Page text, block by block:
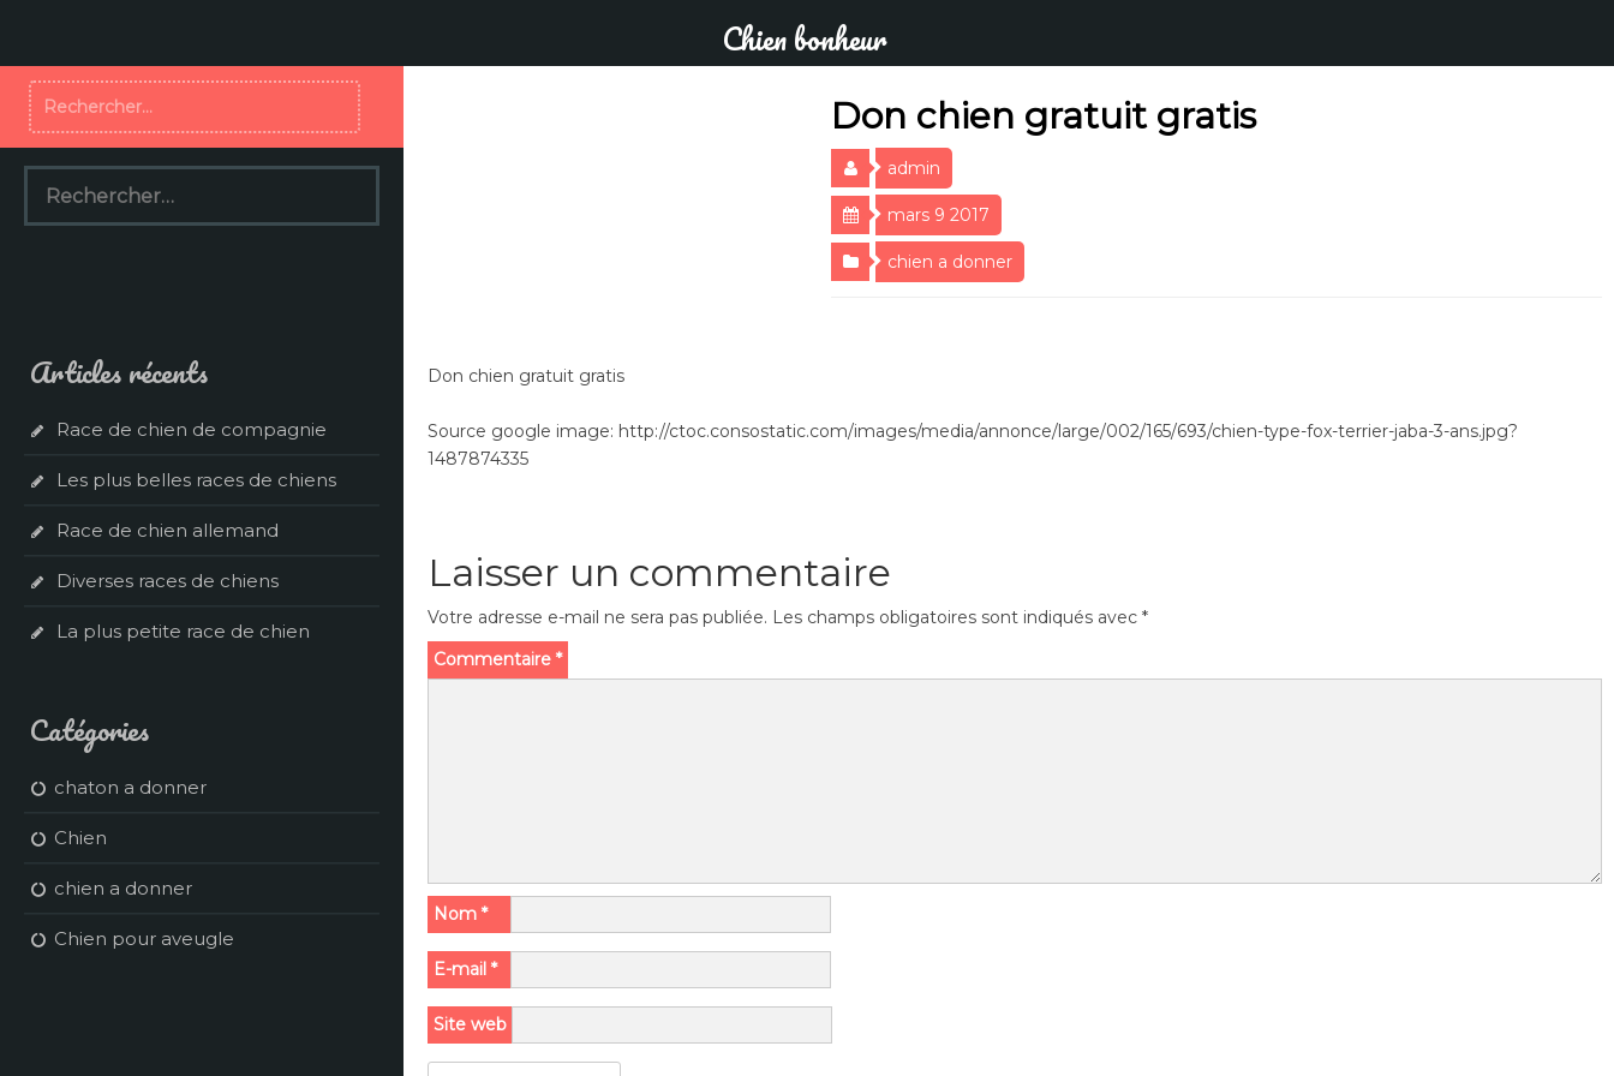
Chien bonheur
Don chien gratuit gratis
admin
mars 9 2017
chien a donner
Don chien gratuit gratis
Source google image: http://ctoc.consostatic.com/images/media/annonce/large/002/165/693/chien-type-fox-terrier-jaba-3-ans.jpg?
1487874335
Laisser un commentaire
Votre adresse e-mail ne sera pas publiée. Les champs obligatoires sont indiqués avec *
Commentaire *
Nom *
E-mail *
Site web
Rechercher :
Rechercher :
Articles récents
Race de chien de compagnie
Les plus belles races de chiens
Race de chien allemand
Diverses races de chiens
La plus petite race de chien
Catégories
chaton a donner
Chien
chien a donner
Chien pour aveugle